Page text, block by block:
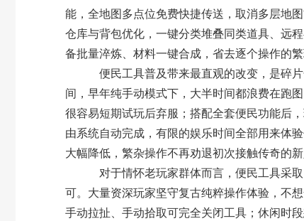
能，全地图多点位免费快捷传送，取消多层地
仓库与背包优化，一键分类堆叠同类道具、远
备批量淬炼、材料一键合成，省去逐个操作的繁
便民工具普及带来最直观的改变，是碎片
间，早年纯手动模式下，大半时间都浪费在跑
很容易短期试玩后弃服；搭配全套便民功能后
由系统自动完成，有限的娱乐时间全部用来体
大幅降低，繁杂操作不再劝退初次接触传奇的
对于情怀老玩家群体而言，便民工具采取 “
可。大量资深玩家坚守复古纯粹操作体验，不
手动拉扯、手动拾取可完全关闭工具；休闲时